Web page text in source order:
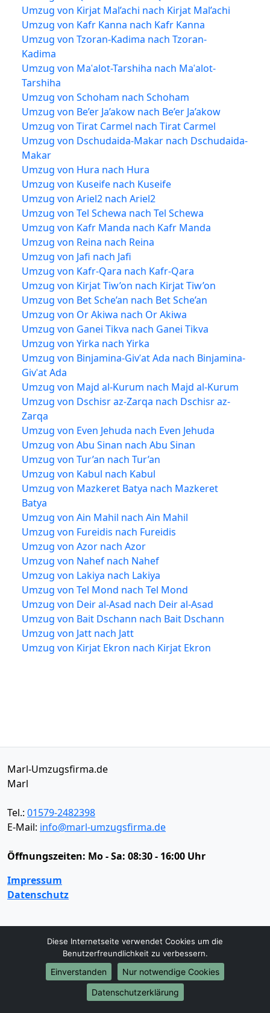
Umzug von Kirjat Mal’achi nach Kirjat Mal’achi
Umzug von Kafr Kanna nach Kafr Kanna
Umzug von Tzoran-Kadima nach Tzoran-
Kadima
Umzug von Maʿalot-Tarshiha nach Maʿalot-
Tarshiha
Umzug von Schoham nach Schoham
Umzug von Be’er Ja’akow nach Be’er Ja’akow
Umzug von Tirat Carmel nach Tirat Carmel
Umzug von Dschudaida-Makar nach Dschudaida-
Makar
Umzug von Hura nach Hura
Umzug von Kuseife nach Kuseife
Umzug von Ariel2 nach Ariel2
Umzug von Tel Schewa nach Tel Schewa
Umzug von Kafr Manda nach Kafr Manda
Umzug von Reina nach Reina
Umzug von Jafi nach Jafi
Umzug von Kafr-Qara nach Kafr-Qara
Umzug von Kirjat Tiw’on nach Kirjat Tiw’on
Umzug von Bet Sche’an nach Bet Sche’an
Umzug von Or Akiwa nach Or Akiwa
Umzug von Ganei Tikva nach Ganei Tikva
Umzug von Yirka nach Yirka
Umzug von Binjamina-Givʿat Ada nach Binjamina-
Givʿat Ada
Umzug von Majd al-Kurum nach Majd al-Kurum
Umzug von Dschisr az-Zarqa nach Dschisr az-
Zarqa
Umzug von Even Jehuda nach Even Jehuda
Umzug von Abu Sinan nach Abu Sinan
Umzug von Tur’an nach Tur’an
Umzug von Kabul nach Kabul
Umzug von Mazkeret Batya nach Mazkeret
Batya
Umzug von Ain Mahil nach Ain Mahil
Umzug von Fureidis nach Fureidis
Umzug von Azor nach Azor
Umzug von Nahef nach Nahef
Umzug von Lakiya nach Lakiya
Umzug von Tel Mond nach Tel Mond
Umzug von Deir al-Asad nach Deir al-Asad
Umzug von Bait Dschann nach Bait Dschann
Umzug von Jatt nach Jatt
Umzug von Kirjat Ekron nach Kirjat Ekron
Marl-Umzugsfirma.de
Marl
Tel.: 01579-2482398
E-Mail: info@marl-umzugsfirma.de
Öffnungszeiten: Mo - Sa: 08:30 - 16:00 Uhr
Impressum
Datenschutz
Umzugsservice
Umzugsservice Behördenumzug
Büroumzug
Fernumzug
Firmenumzug
Laborumzug
Praxisumzug
Privatumzug
Studentenumzug
Beiladung
Diese Internetseite verwendet Cookies um die
Benutzerfreundlichkeit zu verbessern.
Einverstanden
Nur notwendige Cookies
Datenschutzerklärung